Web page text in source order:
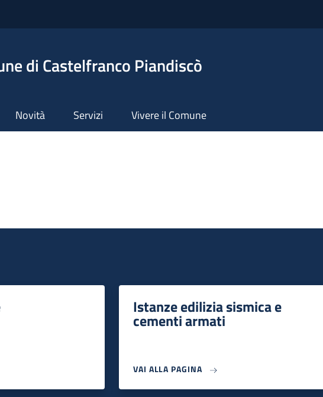
di Castelfranco Piandiscò
Novità Servizi Vivere il Comune
Istanze edilizia sismica e
cementi armati
VAI ALLA PAGINA